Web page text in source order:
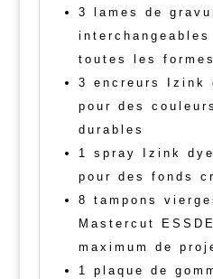
3 lames de
toutes les
3 encreurs Izink
pour des
durables
1 spray Izink
pour des fonds
8 tampons
Mastercut
maximum de
1 plaque de